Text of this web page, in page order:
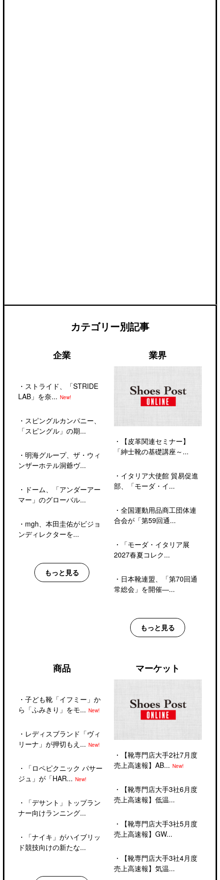
カテゴリー別記事
企業
・ ストライド、「STRIDE
LAB」を奈... New!
・ スピングルカンパニー、
「スピングル」の期...
・ 明海グループ、ザ・ウィ
ンザーホテル洞爺ヴ...
・ ドーム、「アンダーアー
マー」のグローバル...
・ mgh、本田圭佑がビジョ
ンディレクターを...
もっと見る
業界
・
【皮革関連セミナー】
「紳士靴の基礎講座～...
・ イタリア大使館 貿易促進
部、「モーダ・イ...
・ 全国運動用品商工団体連
合会が「第59回通...
・
「モーダ・イタリア展
2027春夏コレク...
・ 日本靴連盟、「第70回通
常総会」を開催―...
もっと見る
商品
・ 子ども靴「イフミー」か
ら「ふみきり」をモ... New!
・ レディスブランド「ヴィ
リーナ」が押切もえ... New!
・
「ロペピクニック パサー
ジュ」が「HAR... New!
・
「デサント」トップラン
ナー向けランニング...
・
「ナイキ」がハイブリッ
ド競技向けの新たな...
マーケット
・
【靴専門店大手2社7月度
売上高速報】AB... New!
・
【靴専門店大手3社6月度
売上高速報】低温...
・
【靴専門店大手3社5月度
売上高速報】GW...
・
【靴専門店大手3社4月度
売上高速報】気温...